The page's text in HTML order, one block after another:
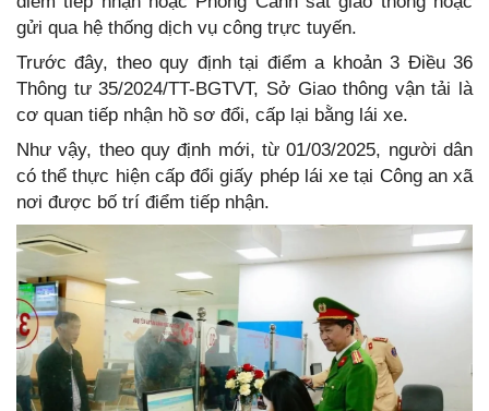
gửi qua hệ thống dịch vụ công trực tuyến.
Trước đây, theo quy định tại điểm a khoản 3 Điều 36
Thông tư 35/2024/TT-BGTVT, Sở Giao thông vận tải là
cơ quan tiếp nhận hồ sơ đổi, cấp lại bằng lái xe.
Như vậy, theo quy định mới, từ 01/03/2025, người dân
có thể thực hiện cấp đổi giấy phép lái xe tại Công an xã
nơi được bố trí điểm tiếp nhận.